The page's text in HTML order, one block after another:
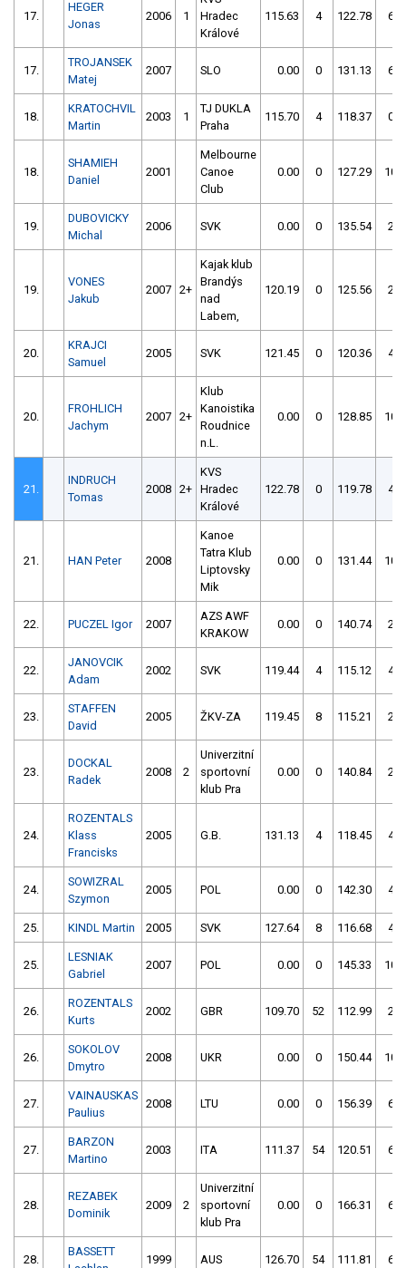
17.
HEGER
Jonas
2006 1
Hradec
Králové
115.63 4 122.78 6
17.
TROJANSEK
Matej
2007 SLO 0.00 0 131.13 6
18.
KRATOCHVIL
Martin
2003 1
TJ DUKLA
Praha
115.70 4 118.37 0
18.
SHAMIEH
Daniel
2001
Melbourne
Canoe
Club
0.00 0 127.29 10
19.
DUBOVICKY
Michal
2006 SVK 0.00 0 135.54 2
19.
VONES
Jakub
2007 2+
Kajak klub
Brandýs
nad
Labem,
120.19 0 125.56 2
20.
KRAJCI
Samuel
2005 SVK 121.45 0 120.36 4
20.
FROHLICH
Jachym
2007 2+
Klub
Kanoistika
Roudnice
n.L.
0.00 0 128.85 10
21.
INDRUCH
Tomas
2008 2+
KVS
Hradec
Králové
122.78 0 119.78 4
21. HAN Peter 2008
Kanoe
Tatra Klub
Liptovsky
Mik
0.00 0 131.44 10
22. PUCZEL Igor 2007
AZS AWF
KRAKOW
0.00 0 140.74 2
22.
JANOVCIK
Adam
2002 SVK 119.44 4 115.12 4
23.
STAFFEN
David
2005 ŽKV-ZA 119.45 8 115.21 2
23.
DOCKAL
Radek
2008 2
Univerzitní
sportovní
klub Pra
0.00 0 140.84 2
24.
ROZENTALS
Klass
Francisks
2005 G.B. 131.13 4 118.45 4
24.
SOWIZRAL
Szymon
2005 POL 0.00 0 142.30 4
25. KINDL Martin 2005 SVK 127.64 8 116.68 4
25.
LESNIAK
Gabriel
2007 POL 0.00 0 145.33 10
26.
ROZENTALS
Kurts
2002 GBR 109.70 52 112.99 2
26.
SOKOLOV
Dmytro
2008 UKR 0.00 0 150.44 10
27.
VAINAUSKAS
Paulius
2008 LTU 0.00 0 156.39 6
27.
BARZON
Martino
2003 ITA 111.37 54 120.51 6
28.
REZABEK
Dominik
2009 2
Univerzitní
sportovní
klub Pra
0.00 0 166.31 6
28.
BASSETT
1999 AUS 126.70 54 111.81 6